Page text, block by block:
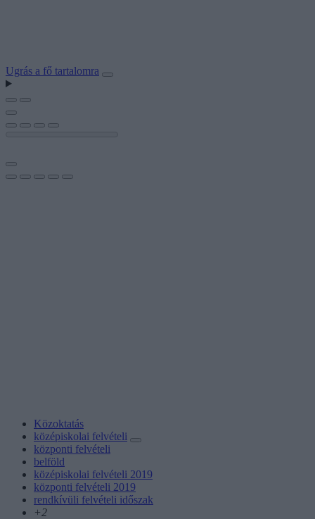
Ugrás a fő tartalomra
Közoktatás
középiskolai felvételi
központi felvételi
belföld
középiskolai felvételi 2019
központi felvételi 2019
rendkívüli felvételi időszak
+2